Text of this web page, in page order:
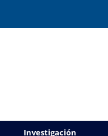
Investigación
de la Dirección